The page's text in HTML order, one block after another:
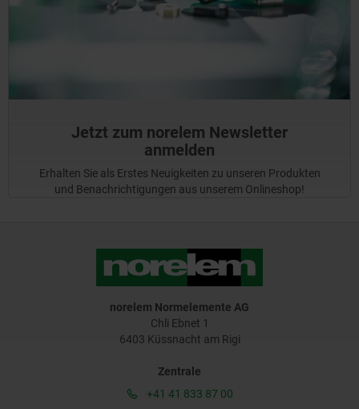
Jetzt zum norelem Newsletter
anmelden
Erhalten Sie als Erstes Neuigkeiten zu unseren Produkten
und Benachrichtigungen aus unserem Onlineshop!
norelem Normelemente AG
Chli Ebnet 1
6403 Küssnacht am Rigi
Zentrale
+41 41 833 87 00